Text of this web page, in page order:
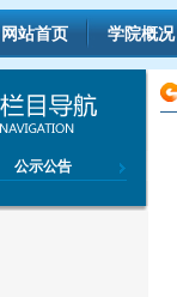
网站首页 学院概况
公示公告